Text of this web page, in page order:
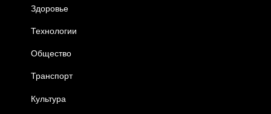
Здоровье
Технологии
Общество
Транспорт
Культура